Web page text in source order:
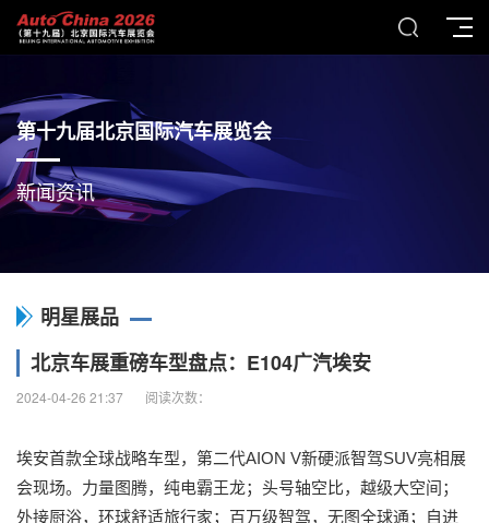
第十九届北京国际汽车展览会
新闻资讯
明星展品
北京车展重磅车型盘点：E104广汽埃安
2024-04-26 21:37 阅读次数：
埃安首款全球战略车型，第二代AION V新硬派智驾SUV亮相展
会现场。力量图腾，纯电霸王龙；头号轴空比，越级大空间；
外接厨浴，环球舒适旅行家；百万级智驾，无图全球通；自进